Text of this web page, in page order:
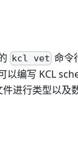
kcl vet 命令
以编写 KCL
进行类型以及